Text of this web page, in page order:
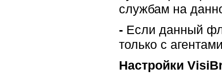
службам на
- Если данный
только с
Настройки